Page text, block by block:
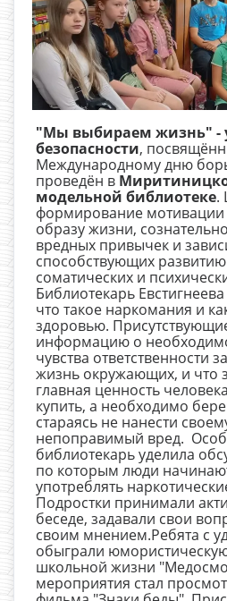
"Мы выбираем жизнь" -
безопасности,
Международному дню
проведён в
модельной библиотеке.
формирование мотивации
образу жизни,
вредных привычек и
способствующих
соматических и
Библиотекарь
что такое наркомания и
здоровью.
информацию о
чувства ответственности
жизнь окружающих, и что
главная ценность
купить, а необходимо
стараясь не нанести
непоправимый вред.
библиотекарь уделила
по которым люди
употреблять
Подростки принимали
беседе, задавали свои
своим мнением.Ребята с
обыграли
школьной жизни
мероприятия стал